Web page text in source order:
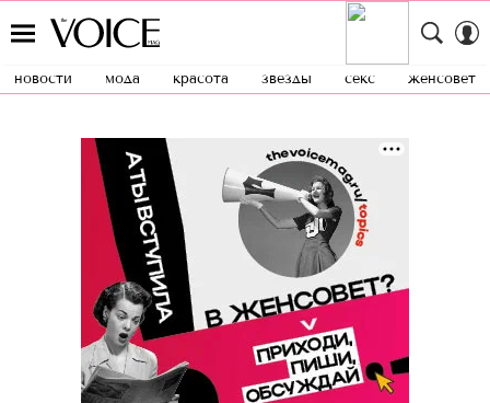
новости мода красота звезды секс женсовет